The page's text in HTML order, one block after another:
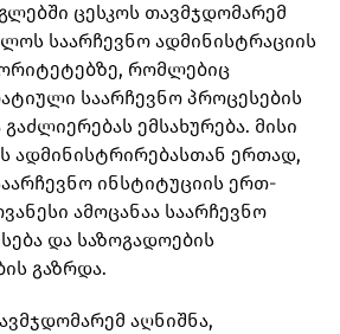
ცესკოს თავმჯდომარემ
საარჩევნო ადმინისტრაციის
რომლებიც
საარჩევნო პროცესების
ემსახურება. მისი
ადმინისტრირებასთან ერთად,
ინსტიტუციის ერთ-
ამოცანაა საარჩევნო
და საზოგადოების
გაზრდა.
აღნიშნა,